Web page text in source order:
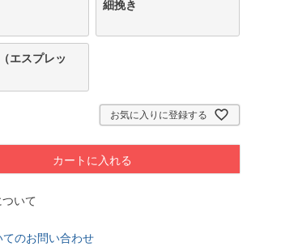
細挽き
エスプレッ
お気に入りに登録する
カートに入れる
いて
のお問い合わせ